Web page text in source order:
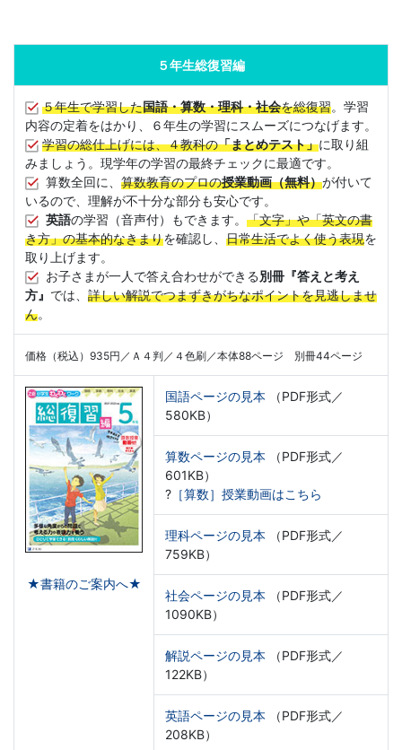
５年生総復習編
５年生で学習した国語・算数・理科・社会を総復習。学習
内容の定着をはかり、６年生の学習にスムーズにつなげます。
学習の総仕上げには、４教科の「まとめテスト」に取り組
みましょう。現学年の学習の最終チェックに最適です。
算数全回に、 算数教育のプロの授業動画（無料）が付いて
いるので、理解が不十分な部分も安心です。
英語の学習（音声付）もできます。 「文字」や「英文の書
き方」の基本的なきまりを確認し、 日常生活でよく使う表現を
取り上げます。
お子さまが一人で答え合わせができる別冊『答えと考え
方』 では、 詳しい解説でつまずきがちなポイントを見逃しませ
ん。
価格（税込）935円／Ａ４判／４色刷／本体88ページ 別冊44ページ
★書籍のご案内へ★
国語ページの見本
（PDF形式／
580KB）
算数ページの見本 （PDF形式／
601KB）
? ［算数］授業動画はこちら
理科ページの見本 （PDF形式／
759KB）
社会ページの見本 （PDF形式／
1090KB）
解説ページの見本 （PDF形式／
122KB）
英語ページの見本 （PDF形式／
208KB）